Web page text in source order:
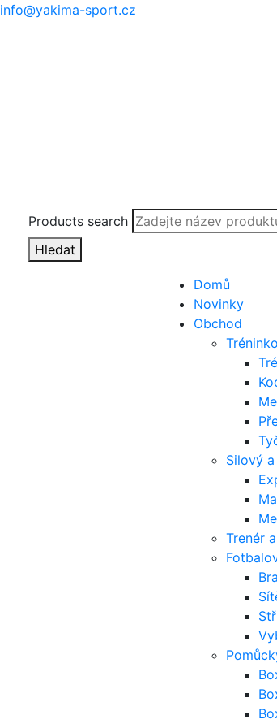
info@yakima-sport.cz
Products search
Hledat
Domů
Novinky
Obchod
Silový
Trenér